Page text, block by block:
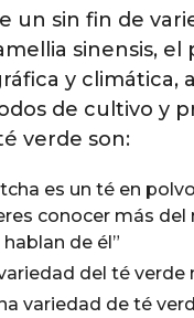
un sin fin de
sinensis,
y climática,
de cultivo y
verde son:
es un té en
conocer más
de él”
del té
variedad de té